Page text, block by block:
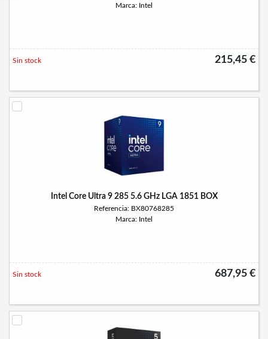
Marca: Intel
215,45 €
Sin stock
Intel Core Ultra 9 285 5.6 GHz LGA 1851 BOX
Referencia: BX80768285
Marca: Intel
687,95 €
Sin stock